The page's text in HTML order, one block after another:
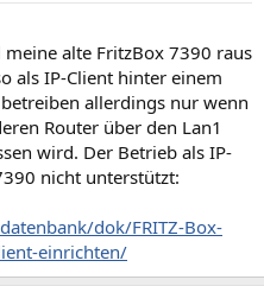
alte FritzBox 7390 raus
als IP-Client hinter einem
allerdings nur wenn
Router über den Lan1
wird. Der Betrieb als IP-
nicht unterstützt:
dok/FRITZ-Box-
einrichten/